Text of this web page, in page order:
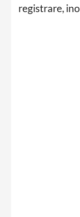
registrare,